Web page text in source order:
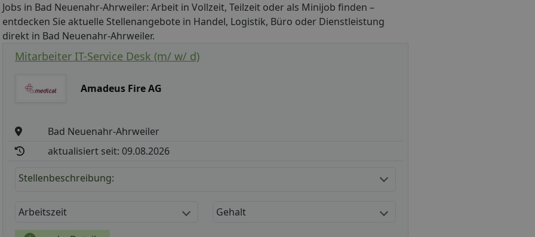
Jobs in Bad Neuenahr-Ahrweiler: Arbeit in Vollzeit, Teilzeit oder als Minijob finden –
entdecken Sie aktuelle Stellenangebote in Handel, Logistik, Büro oder Dienstleistung
direkt in Bad Neuenahr-Ahrweiler.
Mitarbeiter IT-Service Desk (m/ w/ d)
Amadeus Fire AG
Bad Neuenahr-Ahrweiler
aktualisiert seit: 09.08.2026
Stellenbeschreibung:
Arbeitszeit Gehalt